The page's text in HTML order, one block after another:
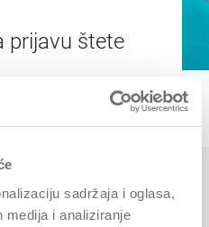
sadržaja i oglasa,
medija i analiziranje
prijavu štete